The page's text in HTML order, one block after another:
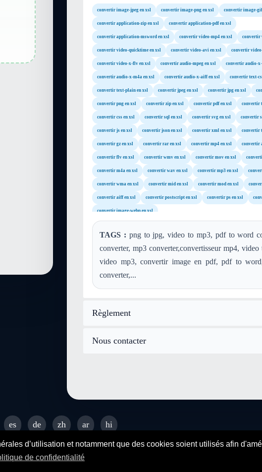
d’utilisation et notamment que des cookies soient utilisés afin
de confidentialité
convertir image-jpeg en xsl convertir image-png en xsl convertir image-
convertir application-zip en xsl convertir application-pdf en xsl
convertir application-msword en xsl convertir video-mp4 en xsl convertir
convertir video-quicktime en xsl convertir video-avi en xsl convertir
convertir video-x-flv en xsl convertir audio-mpeg en xsl convertir audio-
convertir audio-x-m4a en xsl convertir audio-x-aiff en xsl convertir text-
convertir text-plain en xsl convertir jpeg en xsl convertir jpg en xsl
convertir png en xsl convertir zip en xsl convertir pdf en xsl convertir
convertir css en xsl convertir sql en xsl convertir svg en xsl convertir
convertir js en xsl convertir json en xsl convertir xml en xsl convertir
convertir gz en xsl convertir rar en xsl convertir mp4 en xsl convertir
convertir flv en xsl convertir wmv en xsl convertir mov en xsl
convertir m4a en xsl convertir wav en xsl convertir mp3 en xsl
convertir wma en xsl convertir mid en xsl convertir mod en xsl
convertir aiff en xsl convertir postscript en xsl convertir ps en xsl
convertir image-webp en xsl
TAGS : png to jpg, video to mp3, pdf to word
converter, mp3 converter,convertisseur mp4,
video mp3, convertir image en pdf, pdf to
converter,...
Règlement
Nous contacter
es de zh ar
hi
SENDEYO - All rights reserved